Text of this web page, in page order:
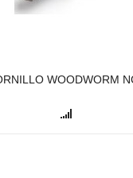
WOODWORM